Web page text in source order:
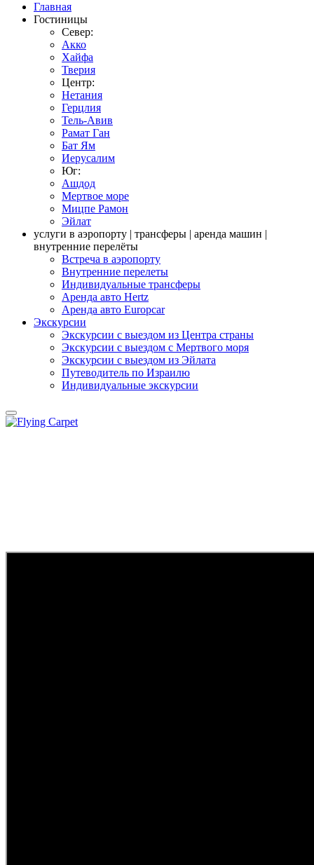
Главная
Гостиницы
Север:
Акко
Хайфа
Тверия
Центр:
Нетания
Герцлия
Тель-Авив
Рамат Ган
Бат Ям
Иерусалим
Юг:
Ашдод
Мертвое море
Мицпе Рамон
Эйлат
услуги в аэропорту | трансферы | аренда машин |
внутренние перелёты
Встреча в аэропорту
Внутренние перелеты
Индивидуальные трансферы
Аренда авто Hertz
Аренда авто Europcar
Экскурсии
Экскурсии с выездом из Центра страны
Экскурсии с выездом c Мертвого моря
Экскурсии с выездом из Эйлата
Путеводитель по Израилю
Индивидуальные экскурсии